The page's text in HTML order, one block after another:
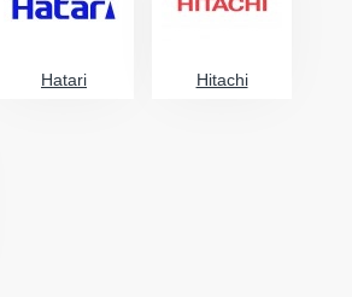
Hatari Hitachi